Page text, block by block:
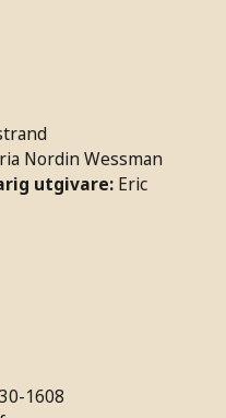
Nordin Wessman
utgivare: Eric
1608